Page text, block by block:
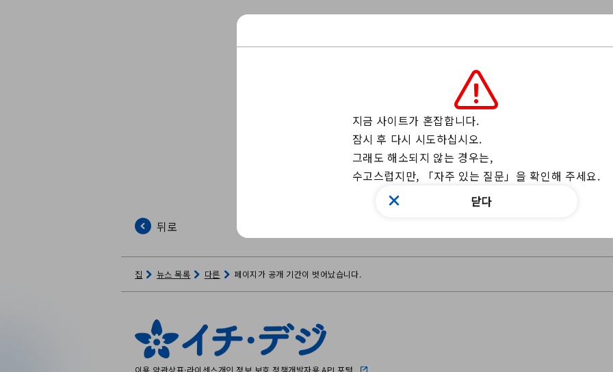
뒤로
집 뉴스 목록 다른 페이지가 공개 기간이 벗어났습니다.
이용 약관상표·라이센스개인 정보 보호 정책개발자용 API 포털
지금 사이트가 혼잡합니다.
잠시 후 다시 시도하십시오.
그래도 해소되지 않는 경우는,
수고스럽지만, 「자주 있는 질문」을 확인해 주세요.
닫다